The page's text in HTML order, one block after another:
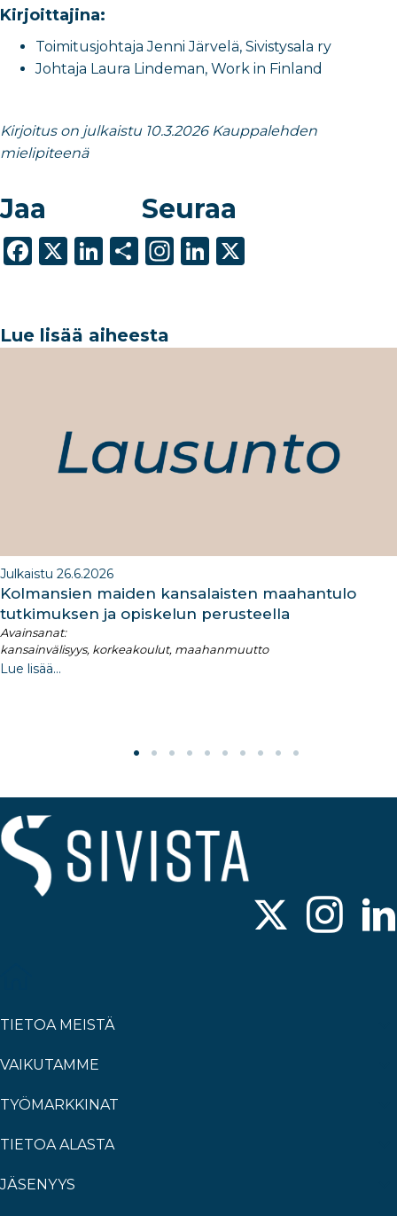
Kirjoittajina:
Toimitusjohtaja Jenni Järvelä, Sivistysala ry
Johtaja Laura Lindeman, Work in Finland
Kirjoitus on julkaistu 10.3.2026 Kauppalehden
mielipiteenä
Jaa
F
e
X
Li
e
S
e
Seuraa
In Li
Lue lisää aiheesta
Julkaistu 26.6.2026
Kolmansien maiden kansalaisten maahantulo
tutkimuksen ja opiskelun perusteella​
Avainsanat:
kansainvälisyys, korkeakoulut, maahanmuutto
Lue lisää...
TIETOA MEISTÄ
VAIKUTAMME
TYÖMARKKINAT
TIETOA ALASTA
JÄSENYYS